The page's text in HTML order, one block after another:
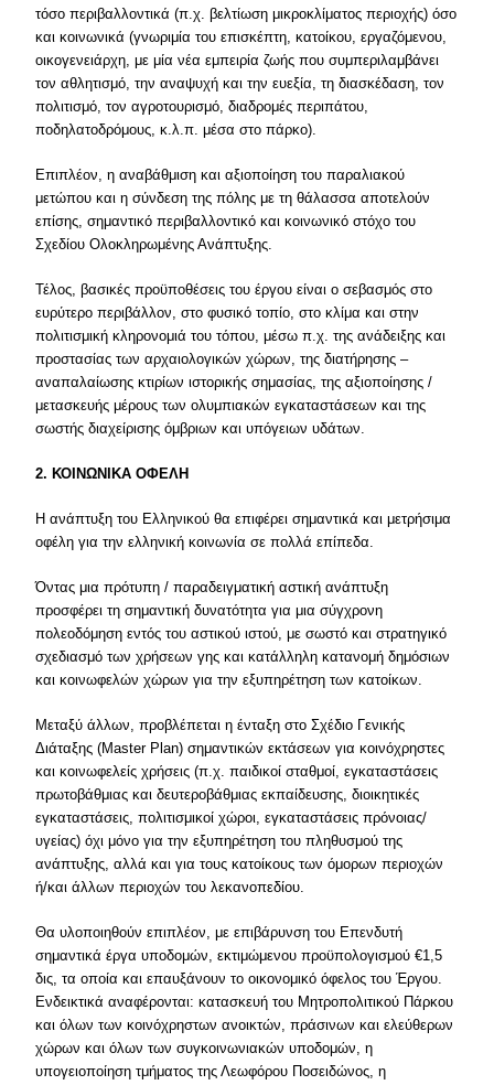
τόσο περιβαλλοντικά (π.χ. βελτίωση μικροκλίματος περιοχής) όσο
και κοινωνικά (γνωριμία του επισκέπτη, κατοίκου, εργαζόμενου,
οικογενειάρχη, με μία νέα εμπειρία ζωής που συμπεριλαμβάνει
τον αθλητισμό, την αναψυχή και την ευεξία, τη διασκέδαση, τον
πολιτισμό, τον αγροτουρισμό, διαδρομές περιπάτου,
ποδηλατοδρόμους, κ.λ.π. μέσα στο πάρκο).
Επιπλέον, η αναβάθμιση και αξιοποίηση του παραλιακού
μετώπου και η σύνδεση της πόλης με τη θάλασσα αποτελούν
επίσης, σημαντικό περιβαλλοντικό και κοινωνικό στόχο του
Σχεδίου Ολοκληρωμένης Ανάπτυξης.
Τέλος, βασικές προϋποθέσεις του έργου είναι ο σεβασμός στο
ευρύτερο περιβάλλον, στο φυσικό τοπίο, στο κλίμα και στην
πολιτισμική κληρονομιά του τόπου, μέσω π.χ. της ανάδειξης και
προστασίας των αρχαιολογικών χώρων, της διατήρησης –
αναπαλαίωσης κτιρίων ιστορικής σημασίας, της αξιοποίησης /
μετασκευής μέρους των ολυμπιακών εγκαταστάσεων και της
σωστής διαχείρισης όμβριων και υπόγειων υδάτων.
2. ΚΟΙΝΩΝΙΚΑ ΟΦΕΛΗ
Η ανάπτυξη του Ελληνικού θα επιφέρει σημαντικά και μετρήσιμα
οφέλη για την ελληνική κοινωνία σε πολλά επίπεδα.
Όντας μια πρότυπη / παραδειγματική αστική ανάπτυξη
προσφέρει τη σημαντική δυνατότητα για μια σύγχρονη
πολεοδόμηση εντός του αστικού ιστού, με σωστό και στρατηγικό
σχεδιασμό των χρήσεων γης και κατάλληλη κατανομή δημόσιων
και κοινωφελών χώρων για την εξυπηρέτηση των κατοίκων.
Μεταξύ άλλων, προβλέπεται η ένταξη στο Σχέδιο Γενικής
Διάταξης (Master Plan) σημαντικών εκτάσεων για κοινόχρηστες
και κοινωφελείς χρήσεις (π.χ. παιδικοί σταθμοί, εγκαταστάσεις
πρωτοβάθμιας και δευτεροβάθμιας εκπαίδευσης, διοικητικές
εγκαταστάσεις, πολιτισμικοί χώροι, εγκαταστάσεις πρόνοιας/
υγείας) όχι μόνο για την εξυπηρέτηση του πληθυσμού της
ανάπτυξης, αλλά και για τους κατοίκους των όμορων περιοχών
ή/και άλλων περιοχών του λεκανοπεδίου.
Θα υλοποιηθούν επιπλέον, με επιβάρυνση του Επενδυτή
σημαντικά έργα υποδομών, εκτιμώμενου προϋπολογισμού €1,5
δις, τα οποία και επαυξάνουν το οικονομικό όφελος του Έργου.
Ενδεικτικά αναφέρονται: κατασκευή του Μητροπολιτικού Πάρκου
και όλων των κοινόχρηστων ανοικτών, πράσινων και ελεύθερων
χώρων και όλων των συγκοινωνιακών υποδομών, η
υπογειοποίηση τμήματος της Λεωφόρου Ποσειδώνος, η